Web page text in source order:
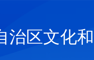
治区文化